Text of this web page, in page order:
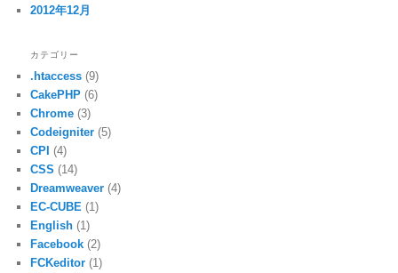
2012年12月
カテゴリー
.htaccess (9)
CakePHP (6)
Chrome (3)
Codeigniter (5)
CPI (4)
CSS (14)
Dreamweaver (4)
EC-CUBE (1)
English (1)
Facebook (2)
FCKeditor (1)